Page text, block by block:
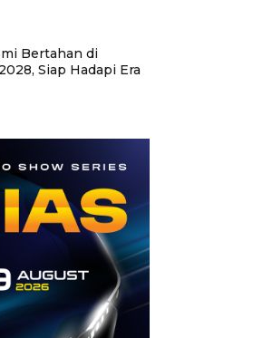
Bertahan di
Siap Hadapi Era